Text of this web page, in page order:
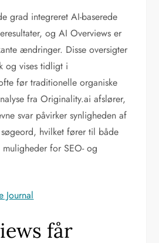
grad integreret AI-baserede
og AI Overviews er
ændringer. Disse oversigter
og vises tidligt i
før traditionelle organiske
fra Originality.ai afslører,
svar påvirker synligheden af
hvilket fører til både
for SEO- og
Journal
får